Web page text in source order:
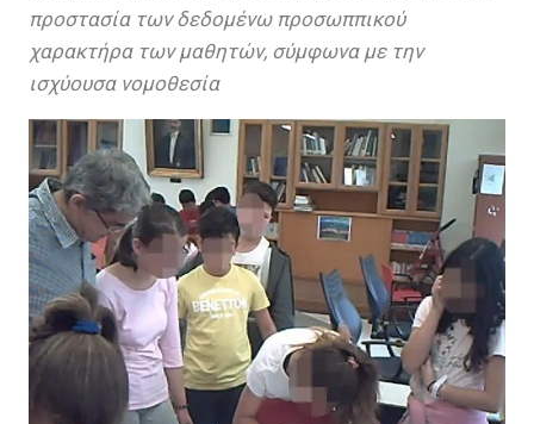
προστασία των δεδομένω προσωππικού
χαρακτήρα των μαθητών, σύμφωνα με την
ισχύουσα νομοθεσία